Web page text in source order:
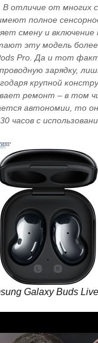
отличие от многих
полное
смену и
эту модель
Pro. Да и тот
зарядку,
крупной
ремонт – в том
автономии, то
часов с
Galaxy Buds